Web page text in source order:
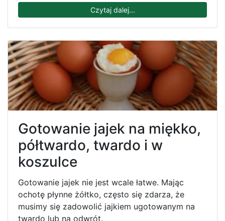
Czytaj dalej...
Gotowanie jajek na miękko,
półtwardo, twardo i w
koszulce
Gotowanie jajek nie jest wcale łatwe. Mając
ochotę płynne żółtko, często się zdarza, że
musimy się zadowolić jajkiem ugotowanym na
twardo lub na odwrót.